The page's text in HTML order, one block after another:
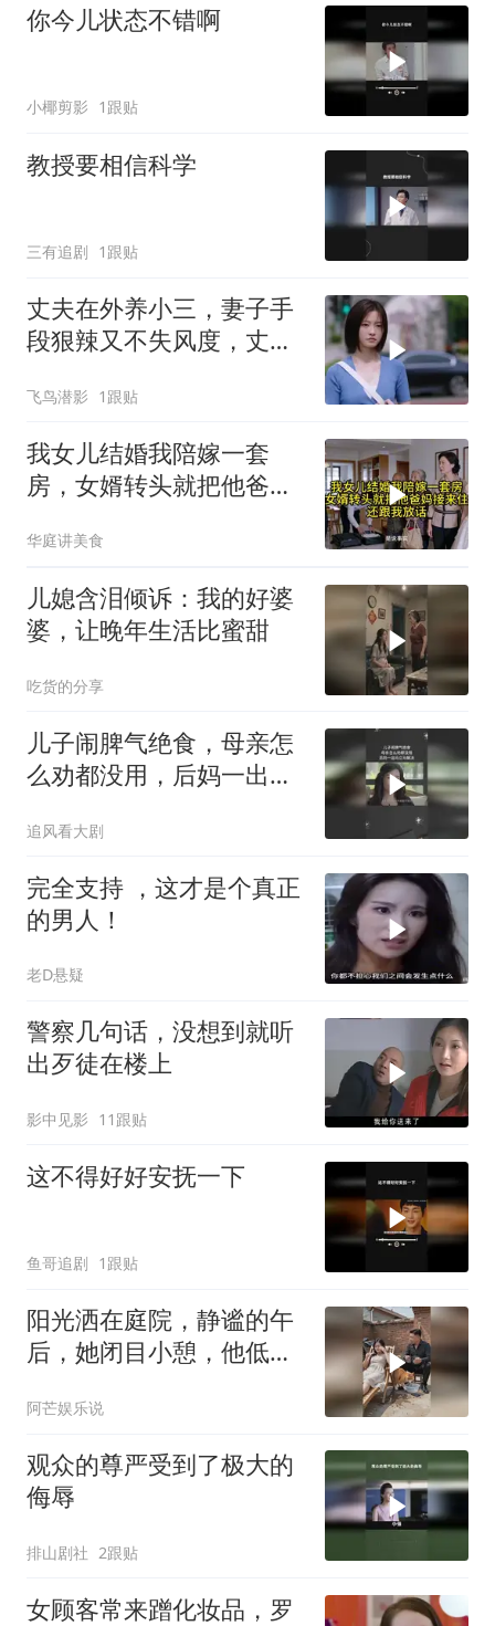
你今儿状态不错啊
小椰剪影 1跟贴
教授要相信科学
三有追剧 1跟贴
丈夫在外养小三，妻子手
段狠辣又不失风度，丈夫
飞鸟潜影 1跟贴
我女儿结婚我陪嫁一套
房，女婿转头就把他爸妈
华庭讲美食
儿媳含泪倾诉：我的好婆
婆，让晚年生活比蜜甜
吃货的分享
儿子闹脾气绝食，母亲怎
么劝都没用，后妈一出马
追风看大剧
完全支持 ，这才是个真正
的男人！
老D悬疑
警察几句话，没想到就听
出歹徒在楼上
影中见影 11跟贴
这不得好好安抚一下
鱼哥追剧 1跟贴
阳光洒在庭院，静谧的午
后，她闭目小憩，他低头
阿芒娱乐说
观众的尊严受到了极大的
侮辱
排山剧社 2跟贴
女顾客常来蹭化妆品，罗